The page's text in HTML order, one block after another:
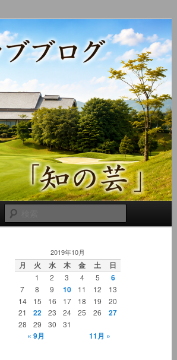
索
2019年10月
月 火 水 木 金 土 日
1 2 3 4 5 6
7 8 9 10 11 12
13
14
15 16 17 18 19
20
21
22 23 24 25 26 27
28 29 30 31
« 9月 11月 »